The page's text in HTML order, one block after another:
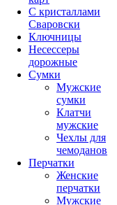
C кристаллами
Сваровски
Ключницы
Несессеры
дорожные
Сумки
Мужские
сумки
Клатчи
мужские
Чехлы для
чемоданов
Перчатки
Женские
перчатки
Мужские